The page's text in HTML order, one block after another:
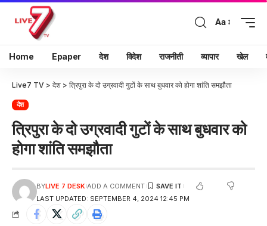
Aa
Home Epaper देश विदेश राजनीती व्यापार खेल
Live7 TV > देश > त्रिपुरा के दो उग्रवादी गुटों के साथ बुधवार को होगा शांति समझौता
देश
त्रिपुरा के दो उग्रवादी गुटों के साथ बुधवार को
होगा शांति समझौता
LAST UPDATED: SEPTEMBER 4, 2024 12:45 PM
BYLIVE 7 DESK ADD A COMMENT